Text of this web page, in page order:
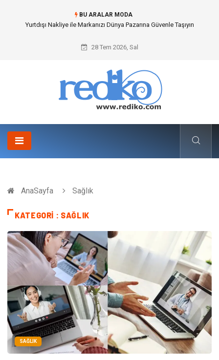
BU ARALAR MODA
İnternetsiz Bir Gün Nedir ve Neden Önemlidir?
28 Tem 2026, Sal
AnaSayfa Sağlık
KATEGORI : SAĞLIK
SAĞLIK